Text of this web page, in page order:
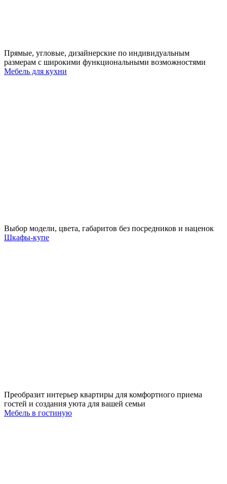
Прямые, угловые, дизайнерские по индивидуальным
размерам с широкими функциональными возможностями
Мебель для кухни
Выбор модели, цвета, габаритов без посредников и наценок
Шкафы-купе
Преобразит интерьер квартиры для комфортного приема
гостей и создания уюта для вашей семьи
Мебель в гостиную